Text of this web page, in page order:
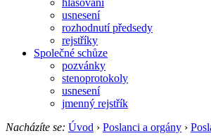
usnesení
rozhodnutí předsedy
rejstříky
Společné schůze
pozvánky
stenoprotokoly
usnesení
jmenný rejstřík
Nacházíte se: Úvod › Poslanci a orgány ›